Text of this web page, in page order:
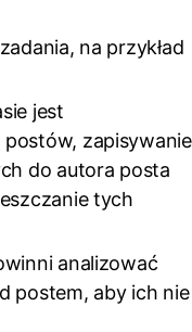
na przykład
jest
zapisywanie
do autora posta
tych
analizować
postem, aby ich nie